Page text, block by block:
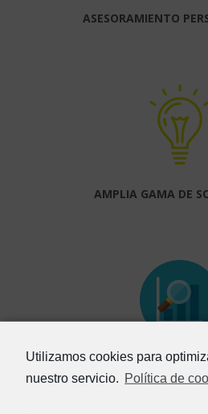
Utilizamos cookies para
nuestro servicio. Política de
ASESORAMIENTO
AMPLIA GAMA DE
SEGUIMIENTO
PROCESO